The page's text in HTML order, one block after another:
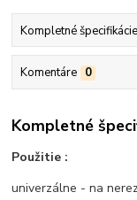
Kompletné špecifikácie
Komentáre 0
Kompletné
Použitie :
univerzálne - na